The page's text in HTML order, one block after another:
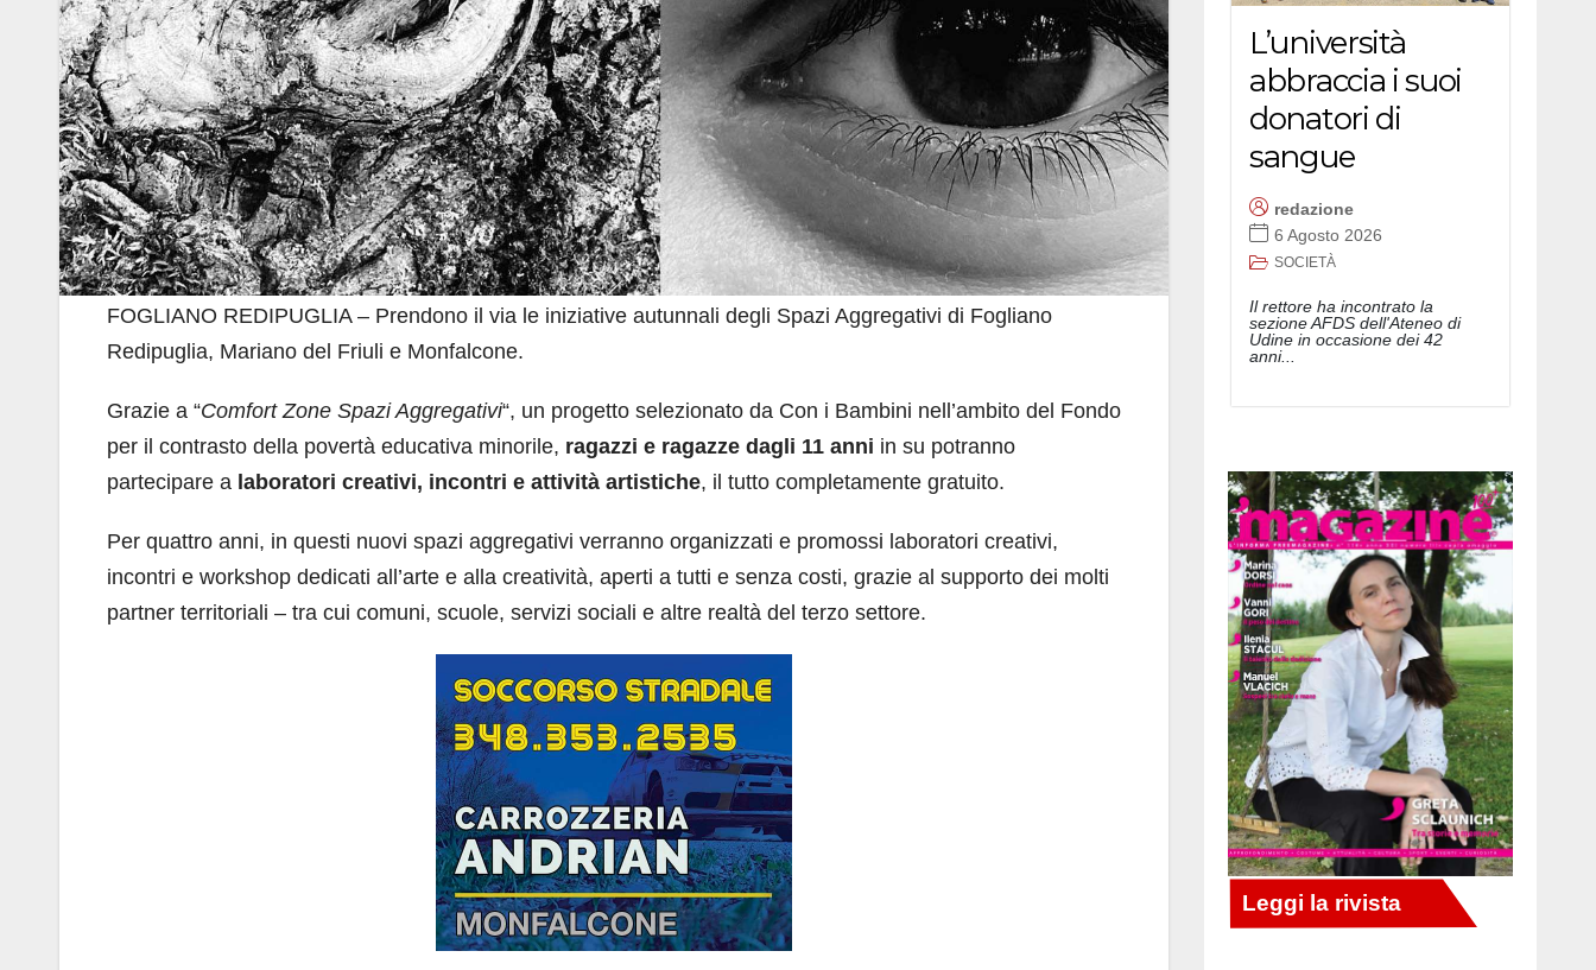
FOGLIANO REDIPUGLIA – Prendono il via le iniziative autunnali degli Spazi Aggregativi di Fogliano
Redipuglia, Mariano del Friuli e Monfalcone.
Grazie a “Comfort Zone Spazi Aggregativi“, un progetto selezionato da Con i Bambini nell’ambito del Fondo
per il contrasto della povertà educativa minorile, ragazzi e ragazze dagli 11 anni in su potranno
partecipare a laboratori creativi, incontri e attività artistiche, il tutto completamente gratuito.
Per quattro anni, in questi nuovi spazi aggregativi verranno organizzati e promossi laboratori creativi,
incontri e workshop dedicati all’arte e alla creatività, aperti a tutti e senza costi, grazie al supporto dei molti
partner territoriali – tra cui comuni, scuole, servizi sociali e altre realtà del terzo settore.
L’università
abbraccia i suoi
donatori di
sangue
redazione
6 Agosto 2026
SOCIETÀ
Il rettore ha incontrato la
sezione AFDS dell'Ateneo di
Udine in occasione dei 42
anni...